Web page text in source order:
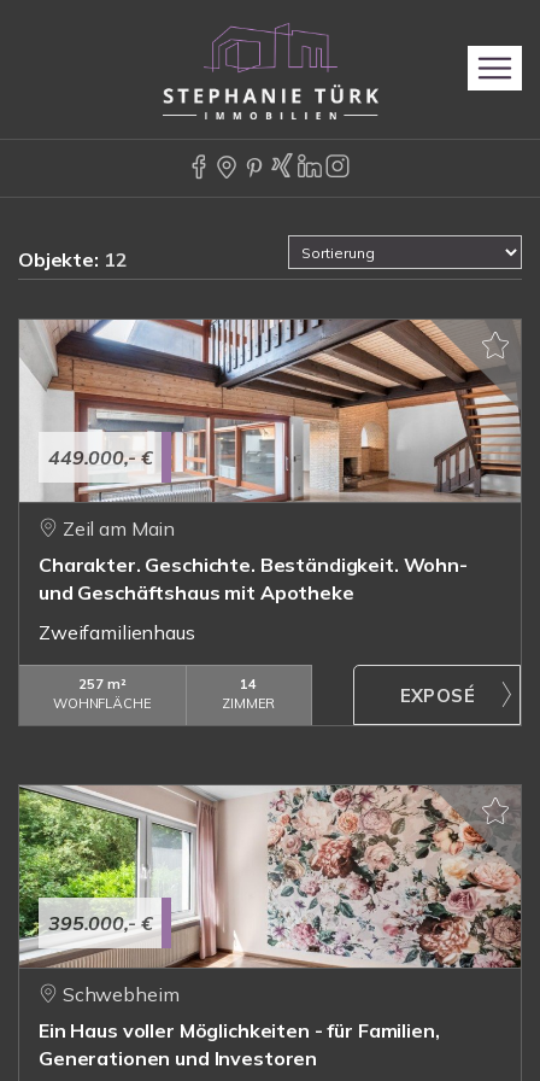
Objekte: 12
449.000,- €
Zeil am Main
Charakter. Geschichte. Beständigkeit. Wohn-
und Geschäftshaus mit Apotheke
Zweifamilienhaus
257 m²
WOHNFLÄCHE
14
ZIMMER
395.000,- €
Schwebheim
Ein Haus voller Möglichkeiten - für Familien,
Generationen und Investoren